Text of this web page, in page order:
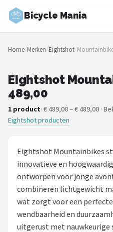
Bicycle Mania
Zoeken
NAVIGATIE
Merken
Blog
Kinderfietsen
Stadsfietsen
Elektrische fietsen
Home/Merken/Eightshot/
Eightshot
489,00
1 product· € 489,00 – € 489,00 ·
Eightshot producten
Eightshot Mountainbikes
innovatieve en
ontworpen voor jonge
combineren lichtgewicht
wat zorgt voor een
wendbaarheid en
uitgerust met nauwkeurige